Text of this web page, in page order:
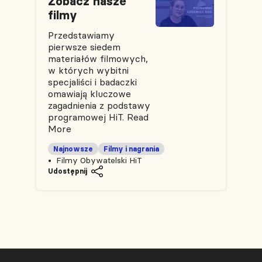
filmy
Przedstawiamy
pierwsze siedem
materiałów filmowych,
w których wybitni
specjaliści i badaczki
omawiają kluczowe
zagadnienia z podstawy
programowej HiT. Read
More
Filmy Obywatelski HiT
Najnowsze Filmy i nagrania
Udostępnij